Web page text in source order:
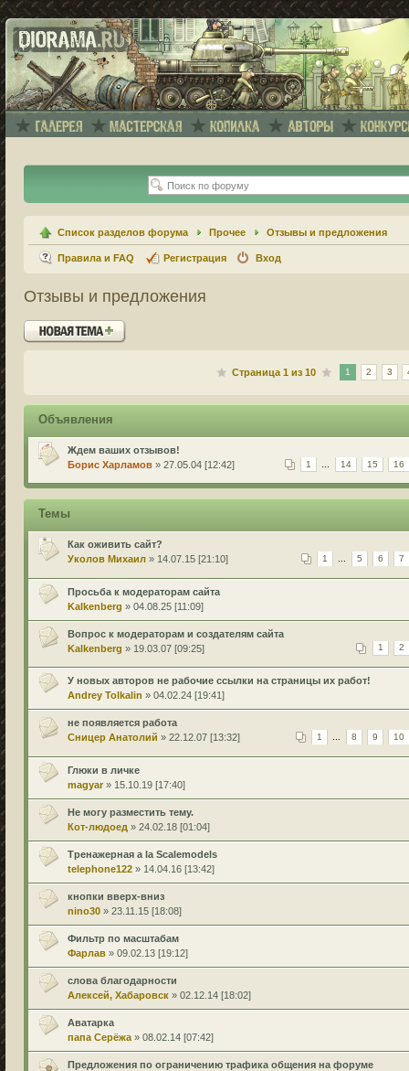
Список разделов форума Прочее Отзывы и предложения
Правила и FAQ Регистрация Вход
Отзывы и предложения
Новая тема
Страница1 из10 1 2 3
Объявления
Ждем ваших отзывов!
1 14 15 16
Борис Харламов » 27.05.04 [12:42]
Темы
Как оживить сайт?
1 ... 5 6 7
Уколов Михаил » 14.07.15 [21:10]
Просьба к модераторам сайта
Kalkenberg » 04.08.25 [11:09]
Вопрос к модераторам и создателям сайта
1 2
Kalkenberg » 19.03.07 [09:25]
У новых авторов не рабочие ссылки на страницы их работ!
Andrey Tolkalin » 04.02.24 [19:41]
не появляется работа
1 ... 8 9 10
Сницер Анатолий » 22.12.07 [13:32]
Глюки в личке
magyar» 15.10.19 [17:40]
Не могу разместить тему.
Кот-людоед » 24.02.18 [01:04]
Тренажерная a la Scalemodels
telephone122 » 14.04.16 [13:42]
кнопки вверх-вниз
nino30 » 23.11.15 [18:08]
Фильтр по масштабам
Фарлав » 09.02.13 [19:12]
слова благодарности
Алексей, Хабаровск » 02.12.14 [18:02]
Аватарка
папа Серёжа » 08.02.14 [07:42]
Предложения по ограничению трафика общения на форуме